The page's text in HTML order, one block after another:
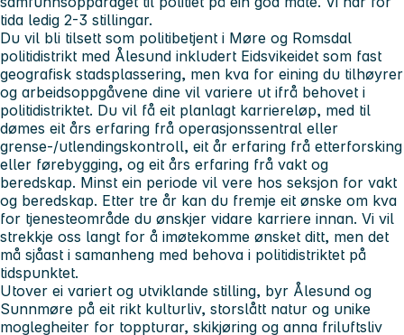
tida ledig 2-3 stillingar.
Du vil bli tilsett som politibetjent i Møre og Romsdal
politidistrikt med Ålesund inkludert Eidsvikeidet som fast
geografisk stadsplassering, men kva for eining du tilhøyrer
og arbeidsoppgåvene dine vil variere ut ifrå behovet i
politidistriktet. Du vil få eit planlagt karriereløp, med til
dømes eit års erfaring frå operasjonssentral eller
grense-/utlendingskontroll, eit år erfaring frå etterforsking
eller førebygging, og eit års erfaring frå vakt og
beredskap. Minst ein periode vil vere hos seksjon for vakt
og beredskap. Etter tre år kan du fremje eit ønske om kva
for tjenesteområde du ønskjer vidare karriere innan. Vi vil
strekkje oss langt for å imøtekomme ønsket ditt, men det
må sjåast i samanheng med behova i politidistriktet på
tidspunktet.
Utover ei variert og utviklande stilling, byr Ålesund og
Sunnmøre på eit rikt kulturliv, storslått natur og unike
moglegheiter for toppturar, skikjøring og anna friluftsliv